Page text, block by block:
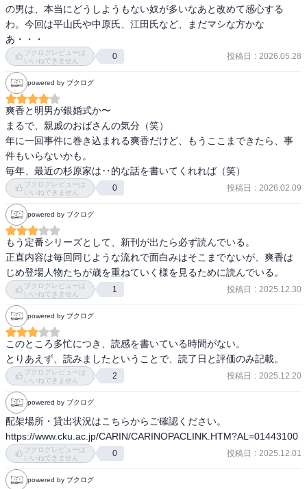
の男は、本当にどうしようもない奴が多いなあと改めて感心する
わ。今回は平山氏や中原氏、江田氏など、まだマシな方かな
あ・・・
ブクログレビューは
いいねできません
0 投稿日 : 2026.05.28
powered by ブクログ
爽香と明男が銀婚式か〜
まるで、親戚のおばさんの気分（笑）
年に一回事件に巻き込まれる爽香だけど、もうここまできたら、事
件もいらないかも。
毎年、最近の杉原家は‥的な話を書いてくれれば（笑）
ブクログレビューは
いいねできません
0 投稿日 : 2026.02.09
powered by ブクログ
もう定番シリーズとして、新刊が出たら必ず読んでいる。
正直内容は毎回同じような流れで面白みはそこまでないが、爽香は
じめ登場人物たちが歳を重ねていく様を見るために読んでいる。
ブクログレビューは
いいねできません
1 投稿日 : 2025.12.30
powered by ブクログ
このところ多忙につき、読感を書いている時間がない。
とりあえず、読みましたということで、読了日と評価のみ記載。
ブクログレビューは
いいねできません
2 投稿日 : 2025.12.20
powered by ブクログ
配架場所・貸出状況はこちらからご確認ください。
https://www.cku.ac.jp/CARIN/CARINOPACLINK.HTM?AL=01443100
ブクログレビューは
いいねできません
0 投稿日 : 2025.12.01
powered by ブクログ